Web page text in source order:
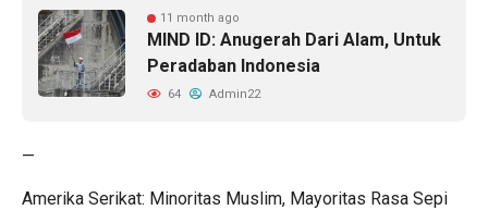
11 month ago
MIND ID: Anugerah Dari Alam, Untuk
Peradaban Indonesia
64 Admin22
—
Amerika Serikat: Minoritas Muslim, Mayoritas Rasa Sepi